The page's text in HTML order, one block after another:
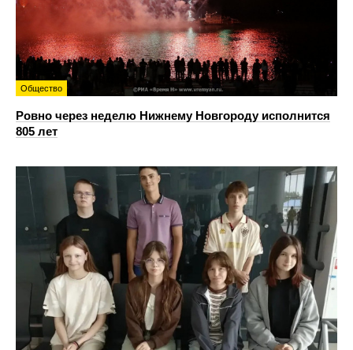
Общество
Ровно через неделю Нижнему Новгороду исполнится
805 лет